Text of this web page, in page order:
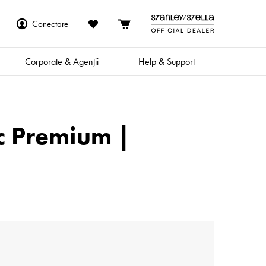
Conectare
Corporate & Agenții Help & Support
Premium |